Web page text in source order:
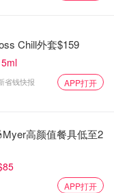
Chill外套$159
省钱快报 APP打开
高颜值餐具低至2
APP打开